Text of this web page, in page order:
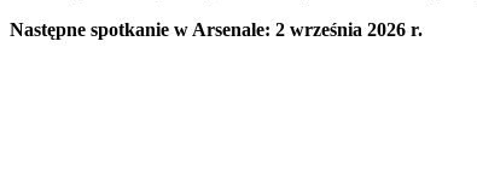
Następne spotkanie w Arsenale: 2 września 2026 r.